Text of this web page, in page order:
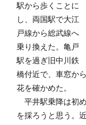
駅から歩くことに
し、両国駅で大江
戸線から総武線へ
乗り換えた。亀戸
駅を過ぎ旧中川鉄
橋付近で、車窓か
花を確かめた。
平井駅乗降は初
を採ろうと思う。